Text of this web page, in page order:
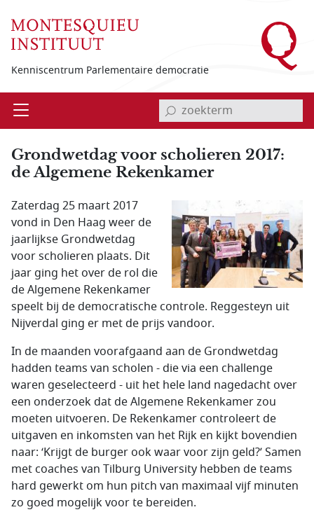
Kenniscentrum Parlementaire democratie
Open invoerveld zoekterm
Grondwetdag voor scholieren 2017:
de Algemene Rekenkamer
Zaterdag 25 maart 2017
vond in Den Haag weer de
jaarlijkse Grondwetdag
voor scholieren plaats. Dit
jaar ging het over de rol die
de Algemene Rekenkamer
speelt bij de democratische controle. Reggesteyn uit
Nijverdal ging er met de prijs vandoor.
In de maanden voorafgaand aan de Grondwetdag
hadden teams van scholen - die via een challenge
waren geselecteerd - uit het hele land nagedacht over
een onderzoek dat de Algemene Rekenkamer zou
moeten uitvoeren. De Rekenkamer controleert de
uitgaven en inkomsten van het Rijk en kijkt bovendien
naar: ‘Krijgt de burger ook waar voor zijn geld?’ Samen
met coaches van Tilburg University hebben de teams
hard gewerkt om hun pitch van maximaal vijf minuten
zo goed mogelijk voor te bereiden.